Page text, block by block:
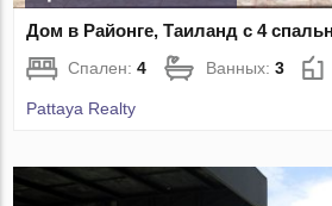
Дом в Районге, Таиланд с 4
Спален:4 Ванных:3
Pattaya Realty